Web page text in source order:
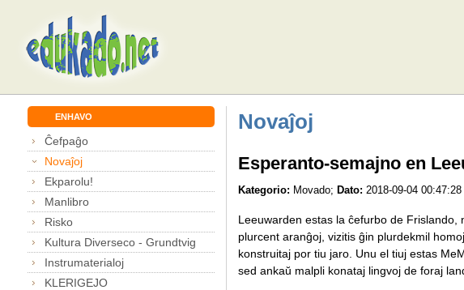
ENHAVO
Ĉefpaĝo
Novaĵoj
Ekparolu!
Manlibro
Risko
Kultura Diverseco - Grundtvig
Instrumaterialoj
KLERIGEJO
Novaĵoj
Esperanto-semajno en
Kategorio: Movado; Dato: 2018-09-04 00:47:28
Leeuwarden estas la ĉefurbo de
plurcent aranĝoj, vizitis ĝin plurdekmil
konstruitaj por tiu jaro. Unu el tiuj estas
sed ankaŭ malpli konataj lingvoj de foraj